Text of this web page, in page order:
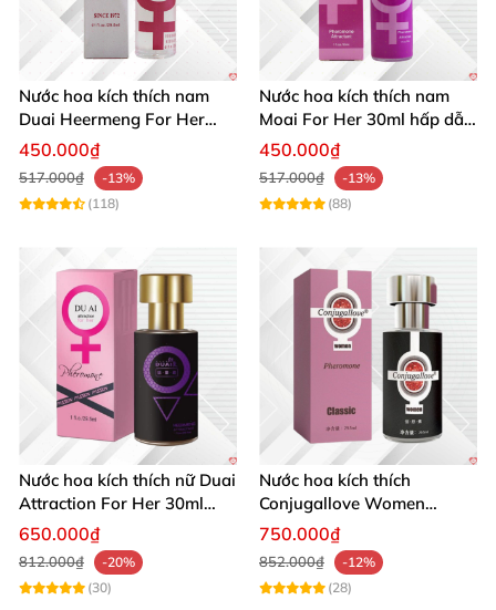
Nước hoa kích thích nam
Duai Heermeng For Her
mùi quyến rũ chai 29.5ml
450.000₫
517.000₫
-13%
(118)
Nước hoa kích thích nam
Moai For Her 30ml hấp dẫn
quyến rũ khách hàng
450.000₫
517.000₫
-13%
(88)
Nước hoa kích thích nữ Duai
Attraction For Her 30ml
tăng cường hưng phấn sôi
650.000₫
812.000₫
-20%
(30)
Nước hoa kích thích
Conjugallove Women
29.5ml hấp dẫn đam mê
750.000₫
852.000₫
-12%
(28)